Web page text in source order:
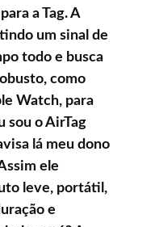
a Tag. A
um sinal de
todo e busca
como
Watch, para
sou o AirTag
lá meu dono
ele
leve, portátil,
e